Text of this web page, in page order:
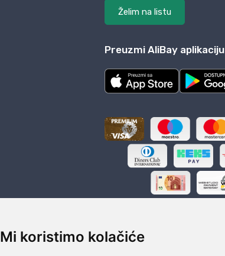
Mi koristimo kolačiće
Želim na listu
Preuzmi AliBay aplikaciju